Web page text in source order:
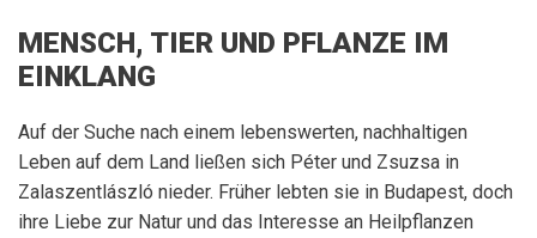
MENSCH, TIER UND PFLANZE IM
EINKLANG
Auf der Suche nach einem lebenswerten, nachhaltigen
Leben auf dem Land ließen sich Péter und Zsuzsa in
Zalaszentlászló nieder. Früher lebten sie in Budapest, doch
ihre Liebe zur Natur und das Interesse an Heilpflanzen